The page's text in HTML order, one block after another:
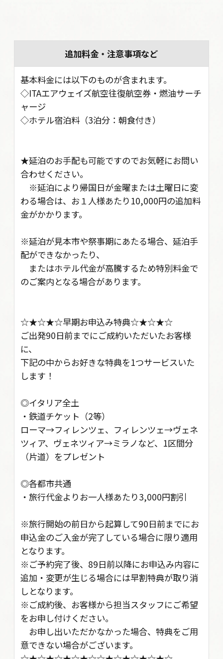
追加料金・注意事項など
基本料金には以下のものが含まれます。
◇ITAエアウェイズ航空往復航空券・燃油サーチ
ャージ
◇ホテル宿泊料（3泊分：朝食付き）
★延泊のお手配も可能ですのでお気軽にお問い
合わせください。
※延泊により帰国日が金曜または土曜日に変
わる場合は、お１人様あたり10,000円の追加料
金がかかります。
※延泊が見本市や祭事期にあたる場合、延泊手
配ができなかったり、
またはホテル代金が高騰するため特別料金で
のご案内となる場合があります。
☆★☆★☆早期お申込み特典☆★☆★☆
ご出発90日前までにご成約いただいたお客様
に、
下記の中からお好きな特典を1つサービスいた
します！
◎イタリア全土
・鉄道チケット（2等）
ローマ→フィレンツェ、フィレンツェ→ヴェネ
ツィア、ヴェネツィア→ミラノなど、1区間分
（片道）をプレゼント
◎各都市共通
・旅行代金よりお一人様あたり3,000円割引
※旅行開始の前日から起算して90日前までにお
申込金のご入金が完了している場合に限り適用
となります。
※ご予約完了後、89日前以降にお申込み内容に
追加・変更が生じる場合には早割特典が取り消
しとなります。
※ご成約後、お客様から担当スタッフにご希望
をお申し付けください。
お申し出いただかなかった場合、特典をご用
意できない場合がございます。